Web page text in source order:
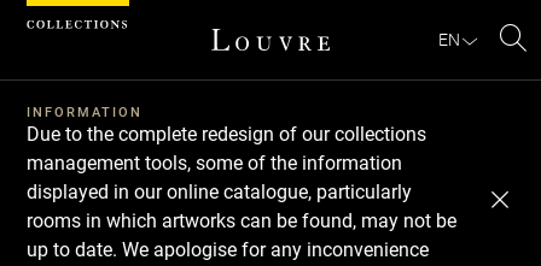
EN
INFORMATION
Due to the complete redesign of our collections
management tools, some of the information
displayed in our online catalogue, particularly
rooms in which artworks can be found, may not be
up to date. We apologise for any inconvenience
Cookies management panel